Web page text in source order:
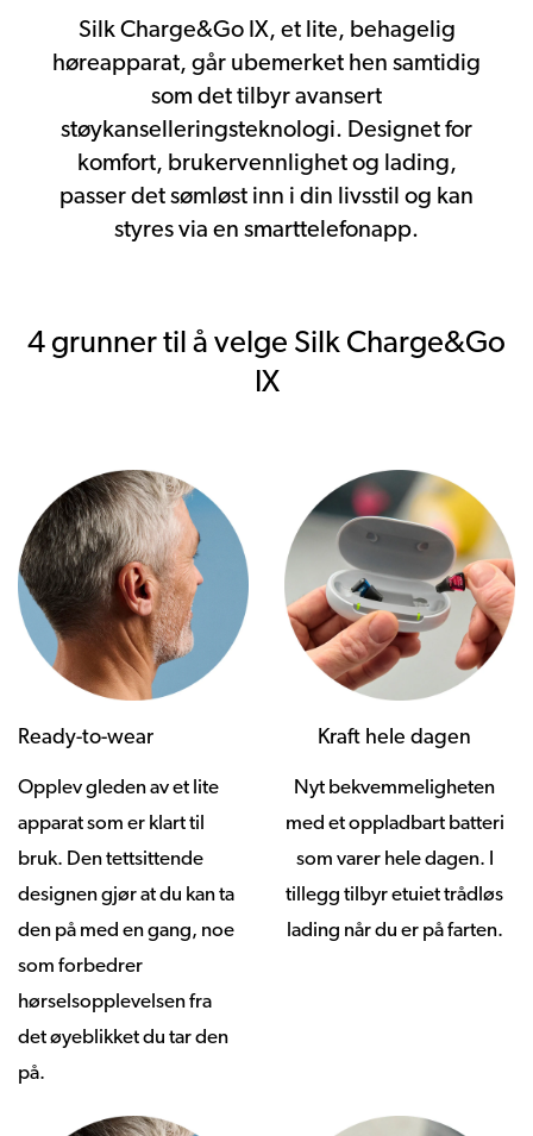
Silk Charge&Go IX, et lite, behagelig
høreapparat, går ubemerket hen samtidig
som det tilbyr avansert
støykanselleringsteknologi. Designet for
komfort, brukervennlighet og lading,
passer det sømløst inn i din livsstil og kan
styres via en smarttelefonapp.
4 grunner til å velge Silk Charge&Go
IX
Ready-to-wear
Opplev gleden av et lite
apparat som er klart til
bruk. Den tettsittende
designen gjør at du kan ta
den på med en gang, noe
som forbedrer
hørselsopplevelsen fra
det øyeblikket du tar den
på.
Kraft hele dagen
Nyt bekvemmeligheten
med et oppladbart batteri
som varer hele dagen. I
tillegg tilbyr etuiet trådløs
lading når du er på farten.